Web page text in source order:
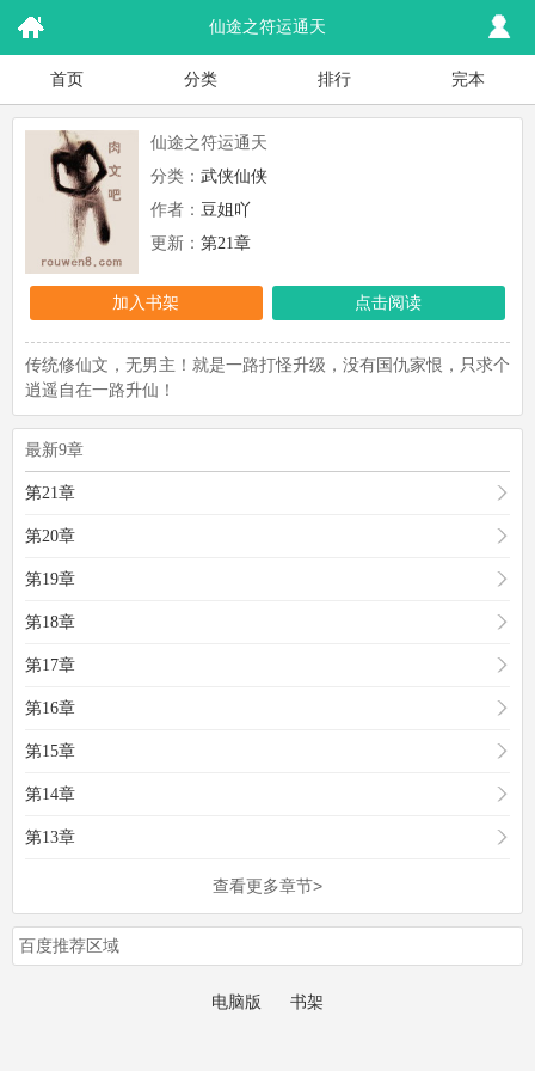
仙途之符运通天
首页 分类 排行 完本
仙途之符运通天
分类： 武侠仙侠
作者： 豆姐吖
更新： 第21章
加入书架 点击阅读
传统修仙文，无男主！就是一路打怪升级，没有国仇家恨，只求个
逍遥自在一路升仙！
最新9章
第21章
第20章
第19章
第18章
第17章
第16章
第15章
第14章
第13章
查看更多章节>
百度推荐区域
电脑版 书架